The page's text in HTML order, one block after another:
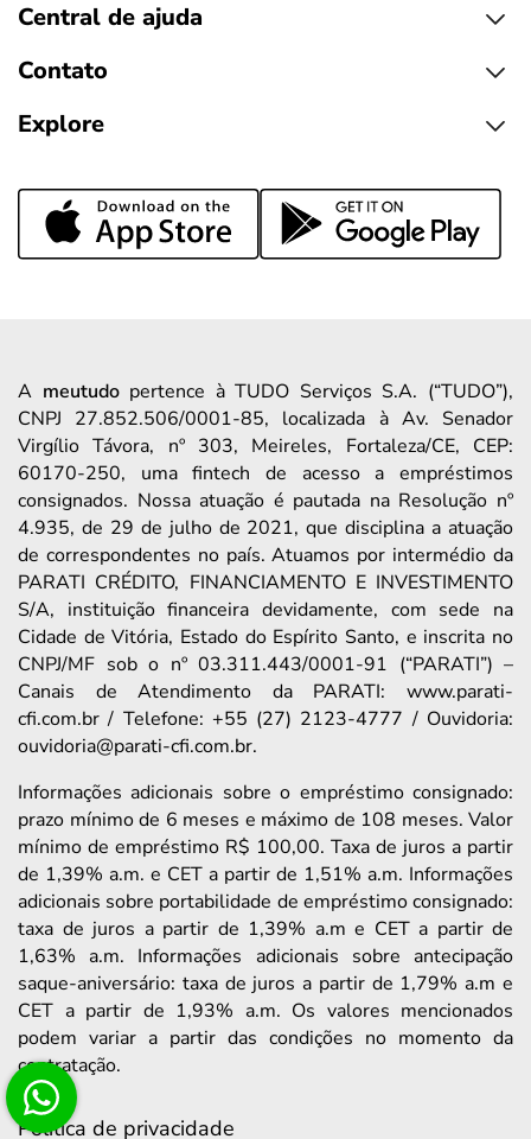
Central de ajuda
Contato
Explore
A meutudopertence à TUDO Serviços S.A. (“TUDO”),
CNPJ 27.852.506/0001-85, localizada à Av. Senador
Virgílio Távora, nº 303, Meireles, Fortaleza/CE, CEP:
60170-250, uma fintech de acesso a empréstimos
consignados. Nossa atuação é pautada na Resolução nº
4.935, de 29 de julho de 2021, que disciplina a atuação
de correspondentes no país. Atuamos por intermédio da
PARATI CRÉDITO, FINANCIAMENTO E INVESTIMENTO
S/A, instituição financeira devidamente, com sede na
Cidade de Vitória, Estado do Espírito Santo, e inscrita no
CNPJ/MF sob o nº 03.311.443/0001-91 (“PARATI”) –
Canais de Atendimento da PARATI: www.parati-
cfi.com.br / Telefone: +55 (27) 2123-4777 / Ouvidoria:
ouvidoria@parati-cfi.com.br.
Informações adicionais sobre o empréstimo consignado:
prazo mínimo de 6 meses e máximo de 108 meses. Valor
mínimo de empréstimo R$ 100,00. Taxa de juros a partir
de 1,39% a.m. e CET a partir de 1,51% a.m. Informações
adicionais sobre portabilidade de empréstimo consignado:
taxa de juros a partir de 1,39% a.m e CET a partir de
1,63% a.m. Informações adicionais sobre antecipação
saque-aniversário: taxa de juros a partir de 1,79% a.m e
CET a partir de 1,93% a.m. Os valores mencionados
podem variar a partir das condições no momento da
contratação.
Política de privacidade